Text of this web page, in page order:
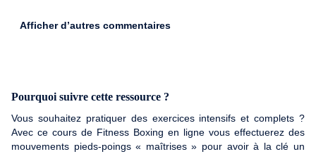
Afficher d’autres commentaires
Pourquoi suivre cette ressource ?
Vous souhaitez pratiquer des exercices intensifs et complets ?
Avec ce cours de Fitness Boxing en ligne vous effectuerez des
mouvements pieds-poings « maîtrises » pour avoir à la clé un